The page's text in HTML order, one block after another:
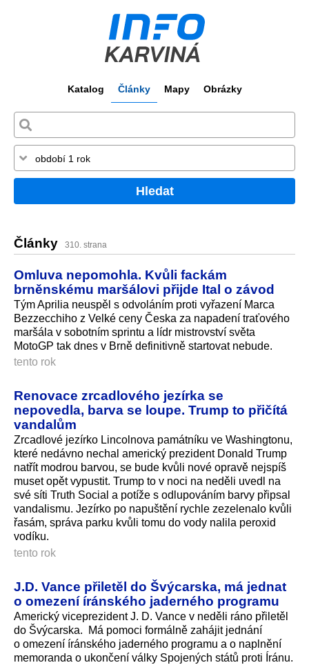
Katalog Články Mapy Obrázky
Hledat
Články 310. strana
Omluva nepomohla. Kvůli fackám
brněnskému maršálovi přijde Ital o závod
Tým Aprilia neuspěl s odvoláním proti vyřazení Marca
Bezzecchiho z Velké ceny Česka za napadení traťového
maršála v sobotním sprintu a lídr mistrovství světa
MotoGP tak dnes v Brně definitivně startovat nebude.
tento rok
Renovace zrcadlového jezírka se
nepovedla, barva se loupe. Trump to přičítá
vandalům
Zrcadlové jezírko Lincolnova památníku ve Washingtonu,
které nedávno nechal americký prezident Donald Trump
natřít modrou barvou, se bude kvůli nové opravě nejspíš
muset opět vypustit. Trump to v noci na neděli uvedl na
své síti Truth Social a potíže s odlupováním barvy připsal
vandalismu. Jezírko po napuštění rychle zezelenalo kvůli
řasám, správa parku kvůli tomu do vody nalila peroxid
vodíku.
tento rok
J.D. Vance přiletěl do Švýcarska, má jednat
o omezení íránského jaderného programu
Americký viceprezident J. D. Vance v neděli ráno přiletěl
do Švýcarska. Má pomoci formálně zahájit jednání
o omezení íránského jaderného programu a o naplnění
memoranda o ukončení války Spojených států proti Íránu.